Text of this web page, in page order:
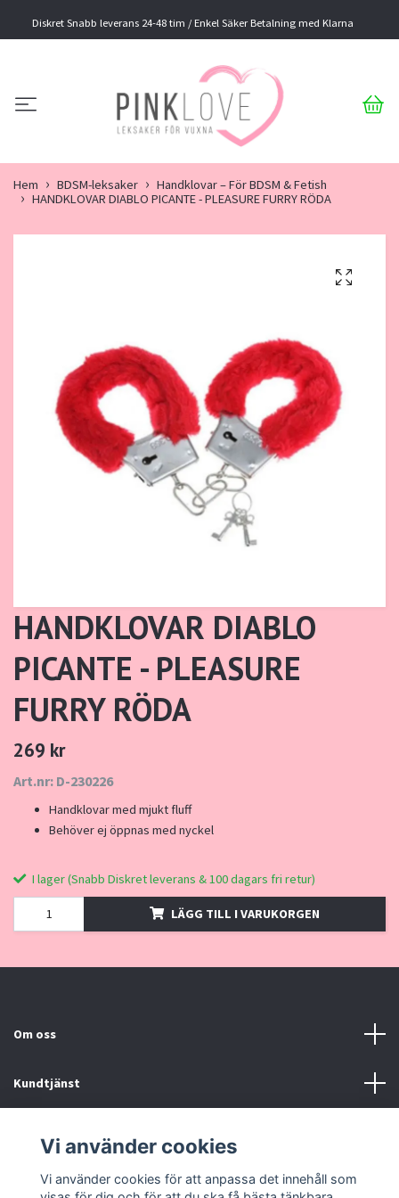
Diskret Snabb leverans 24-48 tim / Enkel Säker Betalning med Klarna
Hem BDSM-leksaker
Handklovar – För BDSM & Fetish
HANDKLOVAR DIABLO PICANTE - PLEASURE FURRY RÖDA
HANDKLOVAR DIABLO
PICANTE - PLEASURE
FURRY RÖDA
269 kr
Art.nr: D-230226
Handklovar med mjukt fluff
Behöver ej öppnas med nyckel
I lager (Snabb Diskret leverans & 100 dagars fri retur)
LÄGG TILL I VARUKORGEN
Om oss
Kundtjänst
Sociala medier
Vi använder cookies
Vi använder cookies för att anpassa det innehåll som